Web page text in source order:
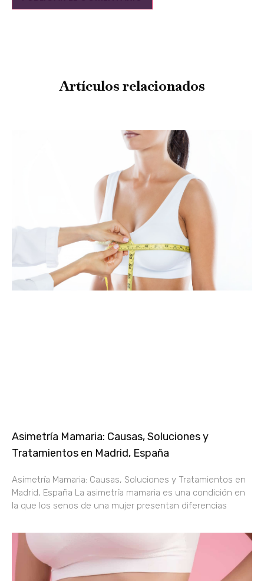
Artículos relacionados
Asimetría Mamaria: Causas, Soluciones y
Tratamientos en Madrid, España
Asimetría Mamaria: Causas, Soluciones y Tratamientos en
Madrid, España La asimetría mamaria es una condición en
la que los senos de una mujer presentan diferencias